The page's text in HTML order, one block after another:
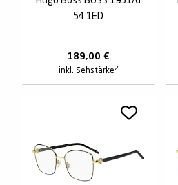
54 1ED
189,00 €
inkl. Sehstärke 2